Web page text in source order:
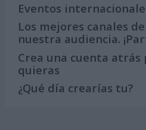
Eventos
Los mejores canales
nuestra audiencia.
Crea una cuenta atrás
quieras
¿Qué día crearías tu?